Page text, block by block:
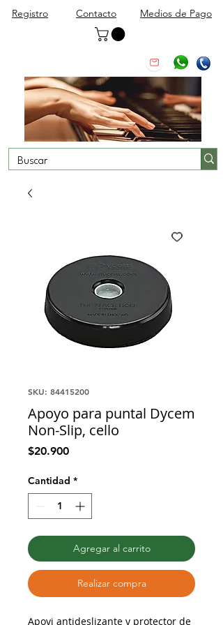
Registro Contacto Medios de Pago
SKU: 84415200
Apoyo para puntal Dycem
Non-Slip, cello
$20.900Precio
Cantidad *
Agregar al carrito
Realizar compra
Apoyi antideslizante y protector de